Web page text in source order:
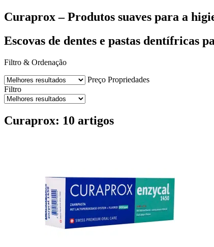
Curaprox – Produtos suaves para a
Escovas de dentes e pastas dentífricas
Filtro & Ordenação
Preço Propriedades
Filtro
Curaprox: 10 artigos